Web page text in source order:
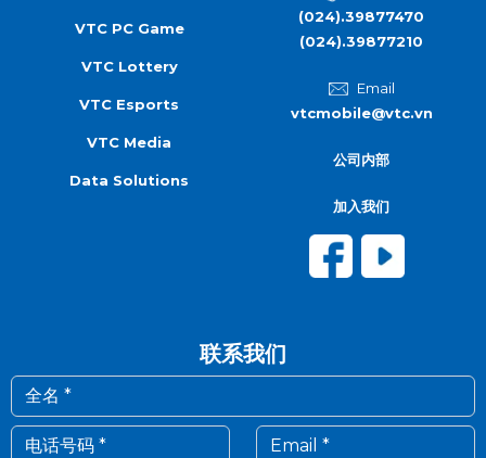
VTC PC Game
VTC Lottery
VTC Esports
VTC Media
Data Solutions
(024).39877470
(024).39877210
Email
vtcmobile@vtc.vn
公司内部
加入我们
联系我们